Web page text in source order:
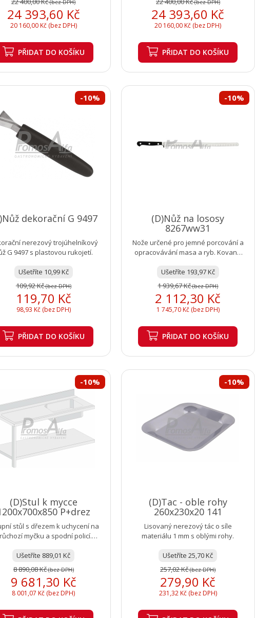
(bez DPH)
24 393,60 Kč
20 160,00 Kč (bez DPH)
PŘIDAT DO KOŠÍKU
(bez DPH)
24 393,60 Kč
20 160,00 Kč (bez DPH)
PŘIDAT DO KOŠÍKU
dekorační G 9497
nerezový trojúhelníkový
G 9497 s plastovou rukojetí.
Ušetříte 10,99 Kč
109,92 Kč(bez DPH)
-10%
119,70 Kč
98,93 Kč (bez DPH)
PŘIDAT DO KOŠÍKU
(D)Nůž na lososy
8267ww31
Nože určené pro jemné porcování a
opracovávání masa a ryb. Kované
Ušetříte 193,97 Kč
1 939,67 Kč(bez DPH)
-10%
2 112,30 Kč
1 745,70 Kč (bez DPH)
PŘIDAT DO KOŠÍKU
(D)Stul k mycce
P+drez
stůl s dřezem k uchycení na
myčku a spodní policí.
Ušetříte 889,01 Kč
8 890,08 Kč(bez DPH)
-10%
9 681,30 Kč
8 001,07 Kč (bez DPH)
(D)Tac - oble rohy
260x230x20 141
Lisovaný nerezový tác o síle
materiálu 1 mm s oblými rohy.
Ušetříte 25,70 Kč
257,02 Kč(bez DPH)
-10%
279,90 Kč
231,32 Kč (bez DPH)